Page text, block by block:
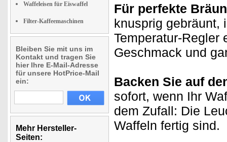
Waffeleisen für Eiswaffel
Filter-Kaffeemaschinen
Bleiben Sie mit uns im
Kontakt und tragen Sie
hier Ihre E-Mail-Adresse
für unsere HotPrice-Mail
ein:
Mehr Hersteller-
Seiten:
Für perfekte
knusprig gebräunt,
Temperatur-Regler
Geschmack und
Backen Sie auf
sofort, wenn Ihr
dem Zufall: Die
Waffeln fertig sind.